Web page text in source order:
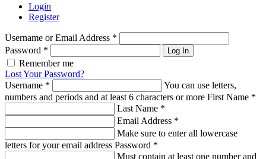
Login
Register
Username or Email Address *
Password * Log In
Remember me
Lost Your Password?
Username *
You can use letters,
numbers and periods and at least 6 characters or more First Name *
Last Name *
Email Address *
Make sure to enter all lowercase
letters for your email address Password *
Must contain at least one number and